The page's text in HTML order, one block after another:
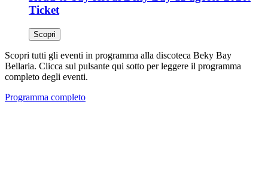
Ticket
Scopri
Scopri tutti gli eventi in programma alla discoteca Beky Bay
Bellaria. Clicca sul pulsante qui sotto per leggere il programma
completo degli eventi.
Programma completo